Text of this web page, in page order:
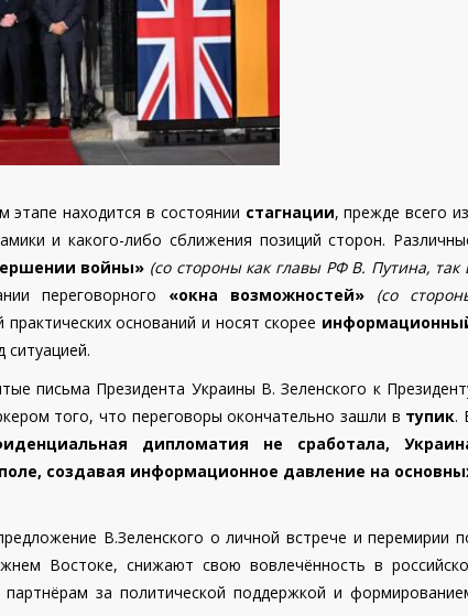
этапе находится в состоянии стагнации, прежде всего
и какого-либо сближения позиций сторон.
войны» (со стороны как главы РФ В. Путина, так
переговорного «окна возможностей»
(со
оснований и носят скорее
письма Президента Украины В. Зеленского к
того, что переговоры окончательно зашли в тупик.
дипломатия не сработала,
создавая информационное давление на
В.Зеленского о личной встрече и перемирии
Востоке, снижают свою вовлечённость в
за политической поддержкой и